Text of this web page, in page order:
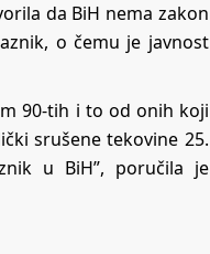
da BiH nema zakon
o čemu je javnost
90-tih i to od onih koji
srušene tekovine 25.
u BiH”, poručila je